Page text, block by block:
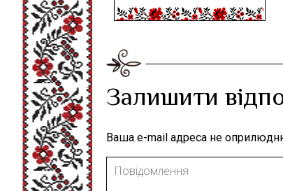
Залишити
Ваша e-mail адреса не